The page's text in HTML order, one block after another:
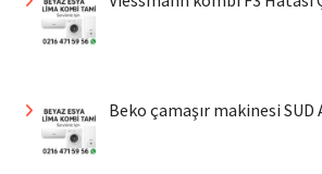
Beko çamaşır makinesi SUD